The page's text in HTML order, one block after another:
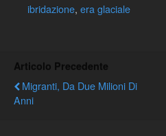
ibridazione, era glaciale
Articolo Precedente
Migranti, Da Due Milioni Di
Anni